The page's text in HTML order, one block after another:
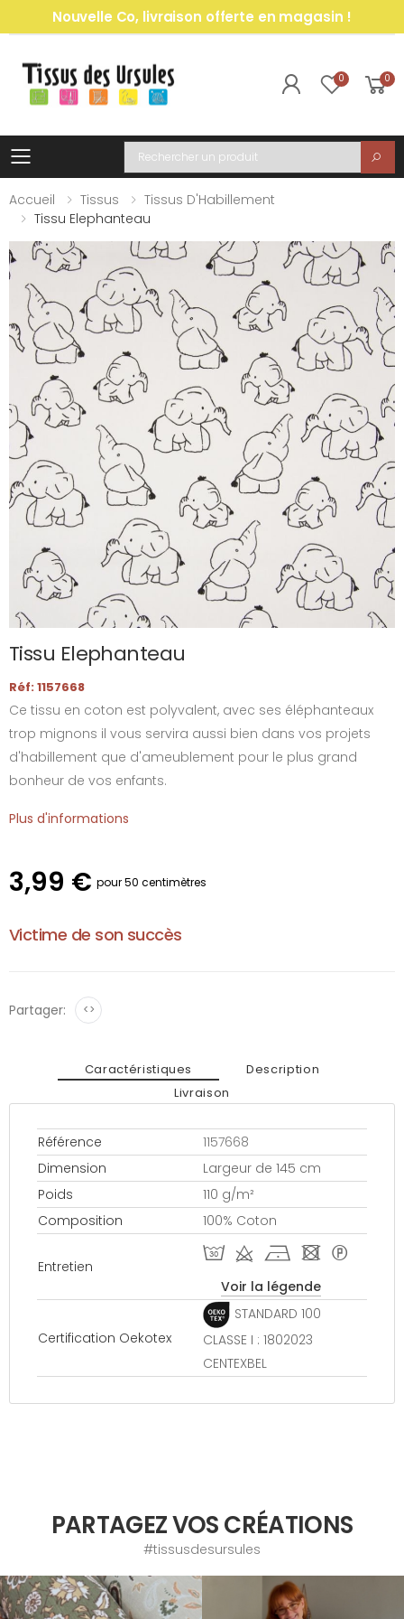
Nouvelle Co, livraison offerte en magasin !
0 0
Toggle mobile menu
Recherche
Accueil
Tissus
Tissus D'Habillement
Tissu Elephanteau
Tissu Elephanteau
Réf: 1157668
Ce tissu en coton est polyvalent, avec ses éléphanteaux
trop mignons il vous servira aussi bien dans vos projets
d'habillement que d'ameublement pour le plus grand
bonheur de vos enfants.
Plus d'informations
3,99 € pour 50 centimètres
Victime de son succès
Partager: <>
Caractéristiques
Description
Livraison
Référence
1157668
Dimension
Largeur de 145 cm
Poids
110 g/m²
Composition
100% Coton
Entretien
T d h - *
Voir la légende
Certification Oekotex
STANDARD 100
CLASSE I : 1802023
CENTEXBEL
PARTAGEZ VOS CRÉATIONS
#tissusdesursules